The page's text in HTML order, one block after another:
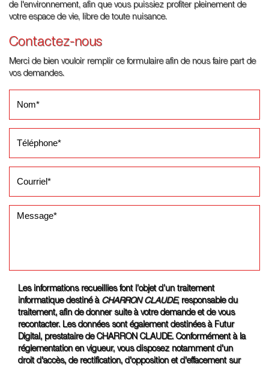
de l'environnement, afin que vous puissiez profiter pleinement de
votre espace de vie, libre de toute nuisance.
Contactez-nous
Merci de bien vouloir remplir ce formulaire afin de nous faire part de
vos demandes.
Les informations recueillies font l’objet d’un traitement
informatique destiné à
CHARRON CLAUDE, responsable du
traitement, afin de donner suite à votre demande et de vous
recontacter. Les données sont également destinées à Futur
Digital, prestataire de CHARRON CLAUDE. Conformément à la
réglementation en vigueur, vous disposez notamment d'un
droit d'accès, de rectification, d'opposition et d'effacement sur